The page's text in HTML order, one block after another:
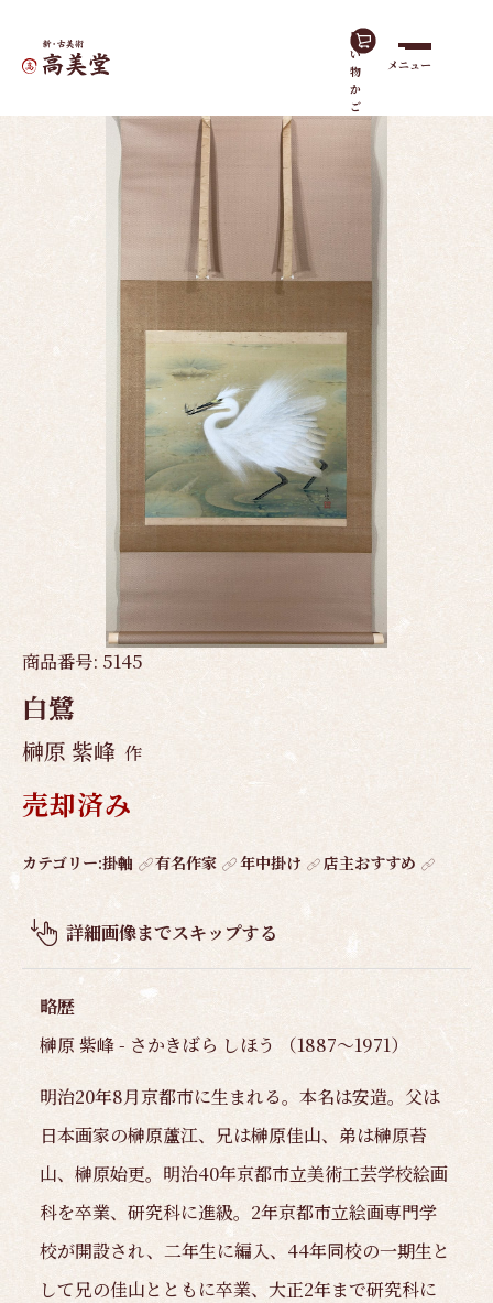
買
い
物
か
ご
メニュー
ホーム作品一覧
商品番号: 5145
白鷺
榊原 紫峰 作
売却済み
作
概
要
カテゴリー:掛軸 有名作家 年中掛け 店主おすすめ
詳細画像までスキップする
略歴
榊原 紫峰 - さかきばら しほう （1887～1971）
明治20年8月京都市に生まれる。本名は安造。父は
日本画家の榊原蘆江、兄は榊原佳山、弟は榊原苔
山、榊原始更。明治40年京都市立美術工芸学校絵画
科を卒業、研究科に進級。2年京都市立絵画専門学
校が開設され、二年生に編入、44年同校の一期生と
して兄の佳山とともに卒業、大正2年まで研究科に